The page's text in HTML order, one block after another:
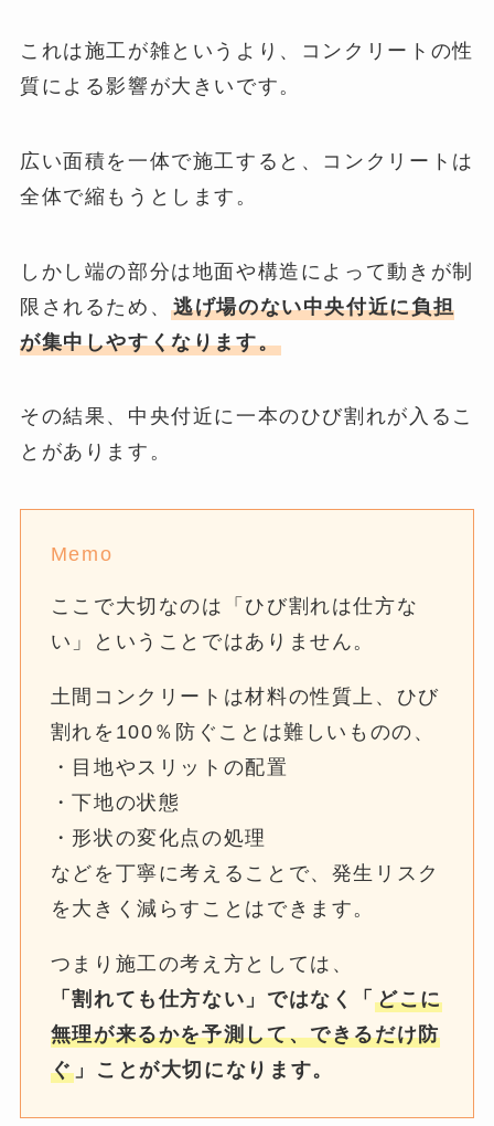
これは施工が雑というより、コンクリートの性
質による影響が大きいです。
広い面積を一体で施工すると、コンクリートは
全体で縮もうとします。
しかし端の部分は地面や構造によって動きが制
限されるため、逃げ場のない中央付近に負担
が集中しやすくなります。
その結果、中央付近に一本のひび割れが入るこ
とがあります。
Memo
ここで大切なのは「ひび割れは仕方な
い」ということではありません。
土間コンクリートは材料の性質上、ひび
割れを100％防ぐことは難しいものの、
・目地やスリットの配置
・下地の状態
・形状の変化点の処理
などを丁寧に考えることで、発生リスク
を大きく減らすことはできます。
つまり施工の考え方としては、
「割れても仕方ない」ではなく「 どこに
無理が来るかを予測して、できるだけ防
ぐ 」ことが大切になります。